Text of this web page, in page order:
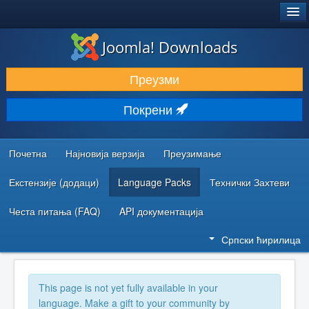
ПРЕУЗИМАЊЕ И ПРОШИРЕЊА (ЕКСТЕНЗИЈЕ)
ОТКРИЈТЕ И НАУЧИТЕ
ЗАЈЕДНИЦА И ПОДРШКА
РЕСУРСИ ЗА РАЗВОЈ
Joomla! Downloads
Преузми
Покрени
Почетна Најновија верзија Преузимање
Екстензије (додаци) Language Packs Технички Захтеви
Честа питања (FAQ) API документација
Српски ћирилица
This page is not yet fully available in your
language. Make a gift to your community by